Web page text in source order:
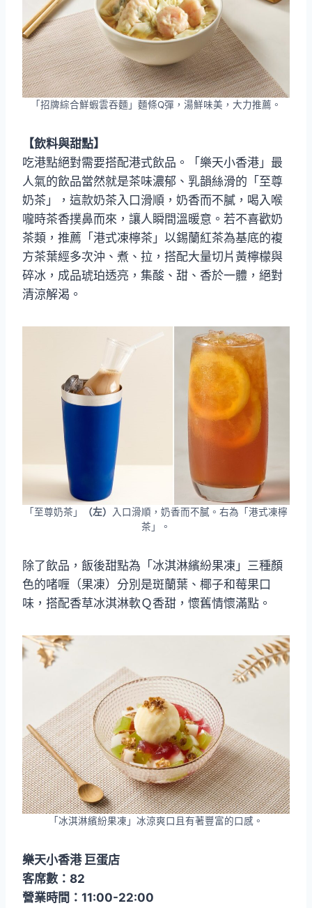
「招牌綜合鮮蝦雲吞麵」麵條Q彈，湯鮮味美，大力推薦。
【飲料與甜點】
吃港點絕對需要搭配港式飲品。「樂天小香港」最
人氣的飲品當然就是茶味濃郁、乳韻絲滑的「至尊
奶茶」，這款奶茶入口滑順，奶香而不膩，喝入喉
嚨時茶香撲鼻而來，讓人瞬間溫暖意。若不喜歡奶
茶類，推薦「港式凍檸茶」以錫蘭紅茶為基底的複
方茶葉經多次沖、煮、拉，搭配大量切片黃檸檬與
碎冰，成品琥珀透亮，集酸、甜、香於一體，絕對
清涼解渴。
「至尊奶茶」 （左）
入口滑順，奶香而不膩。右為「港式凍檸
茶」。
除了飲品，飯後甜點為「冰淇淋繽紛果凍」三種顏
色的啫喱（果凍）分別是斑蘭葉、椰子和莓果口
味，搭配香草冰淇淋軟Ｑ香甜，懷舊情懷滿點。
「冰淇淋繽紛果凍」冰涼爽口且有著豐富的口感。
樂天小香港 巨蛋店
客席數：82
營業時間：11:00-22:00